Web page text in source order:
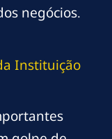
negócios.
Instituição